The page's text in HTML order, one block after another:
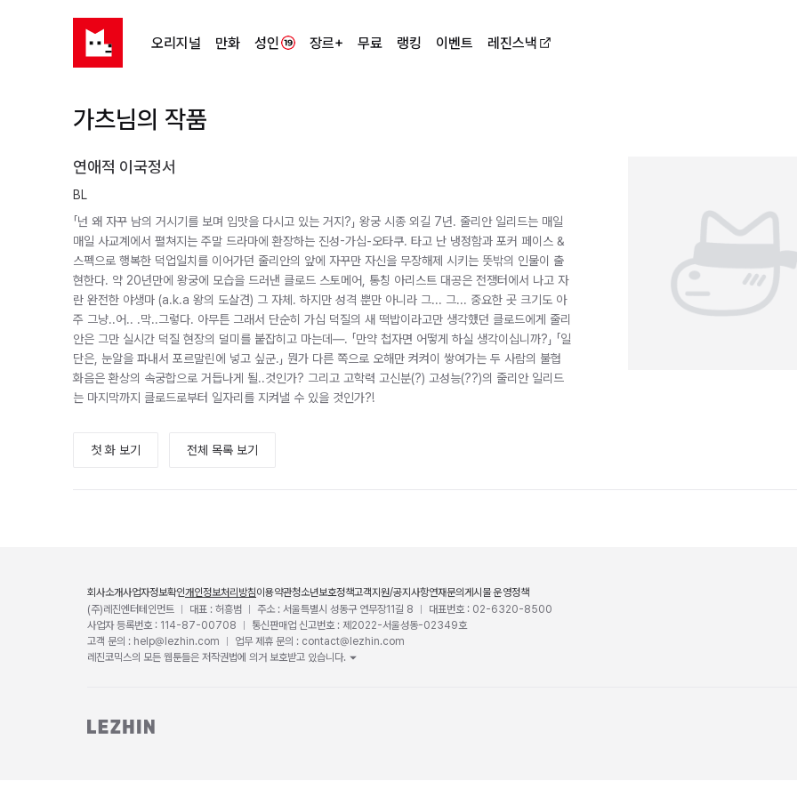
오리지널 만화 성인 장르+ 무료 랭킹 이벤트 레진스낵
가츠님의 작품
연애적 이국정서
BL
「넌 왜 자꾸 남의 거시기를 보며 입맛을 다시고 있는 거지?」 왕궁 시종 외길 7년. 줄리안 일리드는 매일
매일 사교계에서 펼쳐지는 주말 드라마에 환장하는 진성-가십-오타쿠. 타고 난 냉정함과 포커 페이스 &
스펙으로 행복한 덕업일치를 이어가던 줄리안의 앞에 자꾸만 자신을 무장해제 시키는 뜻밖의 인물이 출
현한다. 약 20년만에 왕궁에 모습을 드러낸 클로드 스토메어, 통칭 아리스트 대공은 전쟁터에서 나고 자
란 완전한 야생마 (a.k.a 왕의 도살견) 그 자체. 하지만 성격 뿐만 아니라 그... 그... 중요한 곳 크기도 아
주 그냥..어.. .막..그렇다. 아무튼 그래서 단순히 가십 덕질의 새 떡밥이라고만 생각했던 클로드에게 줄리
안은 그만 실시간 덕질 현장의 덜미를 붙잡히고 마는데―. 「만약 첩자면 어떻게 하실 생각이십니까?」 「일
단은, 눈알을 파내서 포르말린에 넣고 싶군.」 뭔가 다른 쪽으로 오해만 켜켜이 쌓여가는 두 사람의 불협
화음은 환상의 속궁합으로 거듭나게 될..것인가? 그리고 고학력 고신분(?) 고성능(??)의 줄리안 일리드
는 마지막까지 클로드로부터 일자리를 지켜낼 수 있을 것인가?!
첫 화 보기 전체 목록 보기
회사소개사업자정보확인개인정보처리방침이용약관청소년보호정책고객지원/공지사항연재문의게시물 운영정책
(주)레진엔터테인먼트
대표 : 허흥범 주소 : 서울특별시 성동구 연무장11길 8
대표번호 : 02-6320-8500
사업자 등록번호 : 114-87-00708
통신판매업 신고번호 : 제2022-서울성동-02349호
고객 문의 : help@lezhin.com
업무 제휴 문의 : contact@lezhin.com
레진코믹스의 모든 웹툰들은 저작권법에 의거 보호받고 있습니다.